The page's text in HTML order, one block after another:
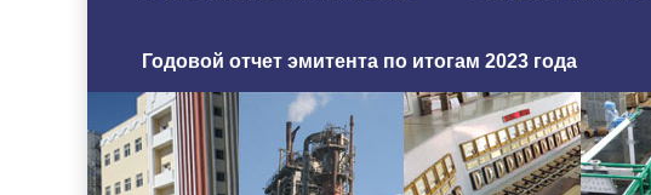
Годовой отчет эмитента по итогам 2023 года